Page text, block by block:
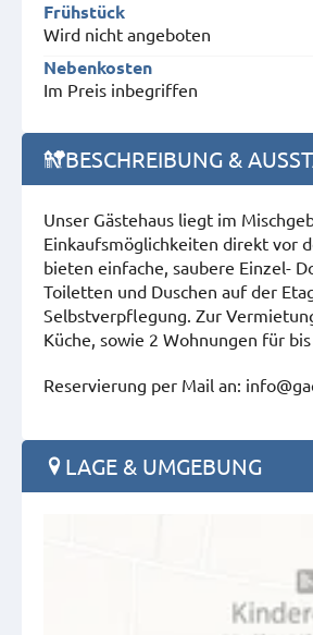
Frühstück
Wird nicht angeboten
Nebenkosten
Im Preis inbegriffen
BESCHREIBUNG &
Unser Gästehaus liegt im
Einkaufsmöglichkeiten direkt vor
bieten einfache, saubere Einzel-
Toiletten und Duschen auf der
Selbstverpflegung. Zur
Küche, sowie 2 Wohnungen für bis
Reservierung per Mail an:
LAGE & UMGEBUNG